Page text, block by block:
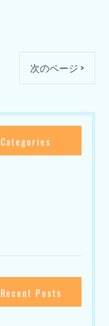
次のページ >
Categories
Recent Posts